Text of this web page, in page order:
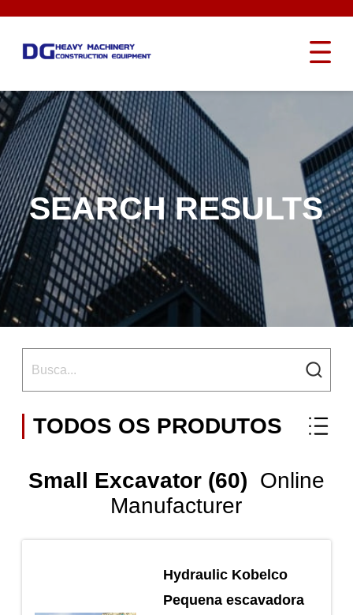
SEARCH RESULTS
TODOS OS PRODUTOS
Small Excavator (60) Online
Manufacturer
Hydraulic Kobelco
Pequena escavadora